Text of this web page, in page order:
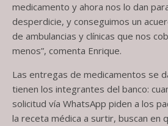
medicamento y ahora nos lo dan
desperdicie, y conseguimos un
de ambulancias y clínicas que nos
menos”, comenta Enrique.
Las entregas de medicamentos se
tienen los integrantes del banco:
solicitud vía WhatsApp piden a los
la receta médica a surtir, buscan en